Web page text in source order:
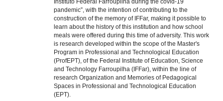
Instituto Federal Farroupilha during the covid-19
pandemic”, with the intention of contributing to the
construction of the memory of IFFar, making it possible to
learn about the history of this institution and how school
meals were offered during this time of adversity. This work
is research developed within the scope of the Master's
Program in Professional and Technological Education
(ProfEPT), of the Federal Institute of Education, Science
and Technology Farroupilha (IFFar), within the line of
research Organization and Memories of Pedagogical
Spaces in Professional and Technological Education
(EPT).